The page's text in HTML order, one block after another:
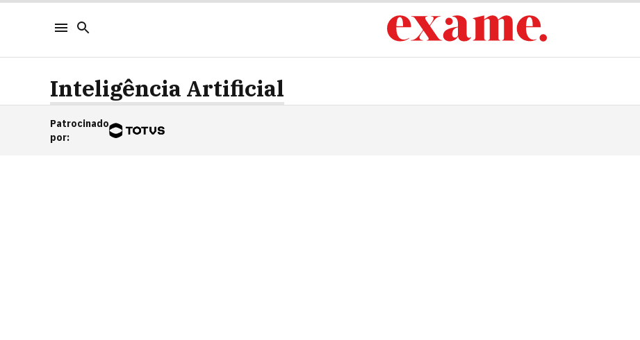
Inteligência Artificial
Patrocinado
por: